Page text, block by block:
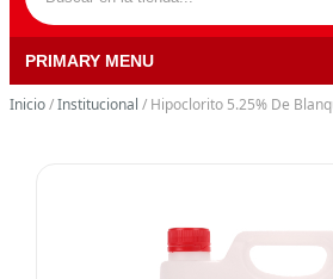
PRIMARY MENU
Inicio/Institucional / Hipoclorito 5.25% De